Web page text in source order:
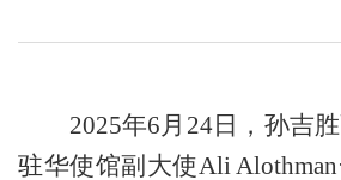
2025年6月 24日， 孙吉
驻华使馆副大使Ali Alothman